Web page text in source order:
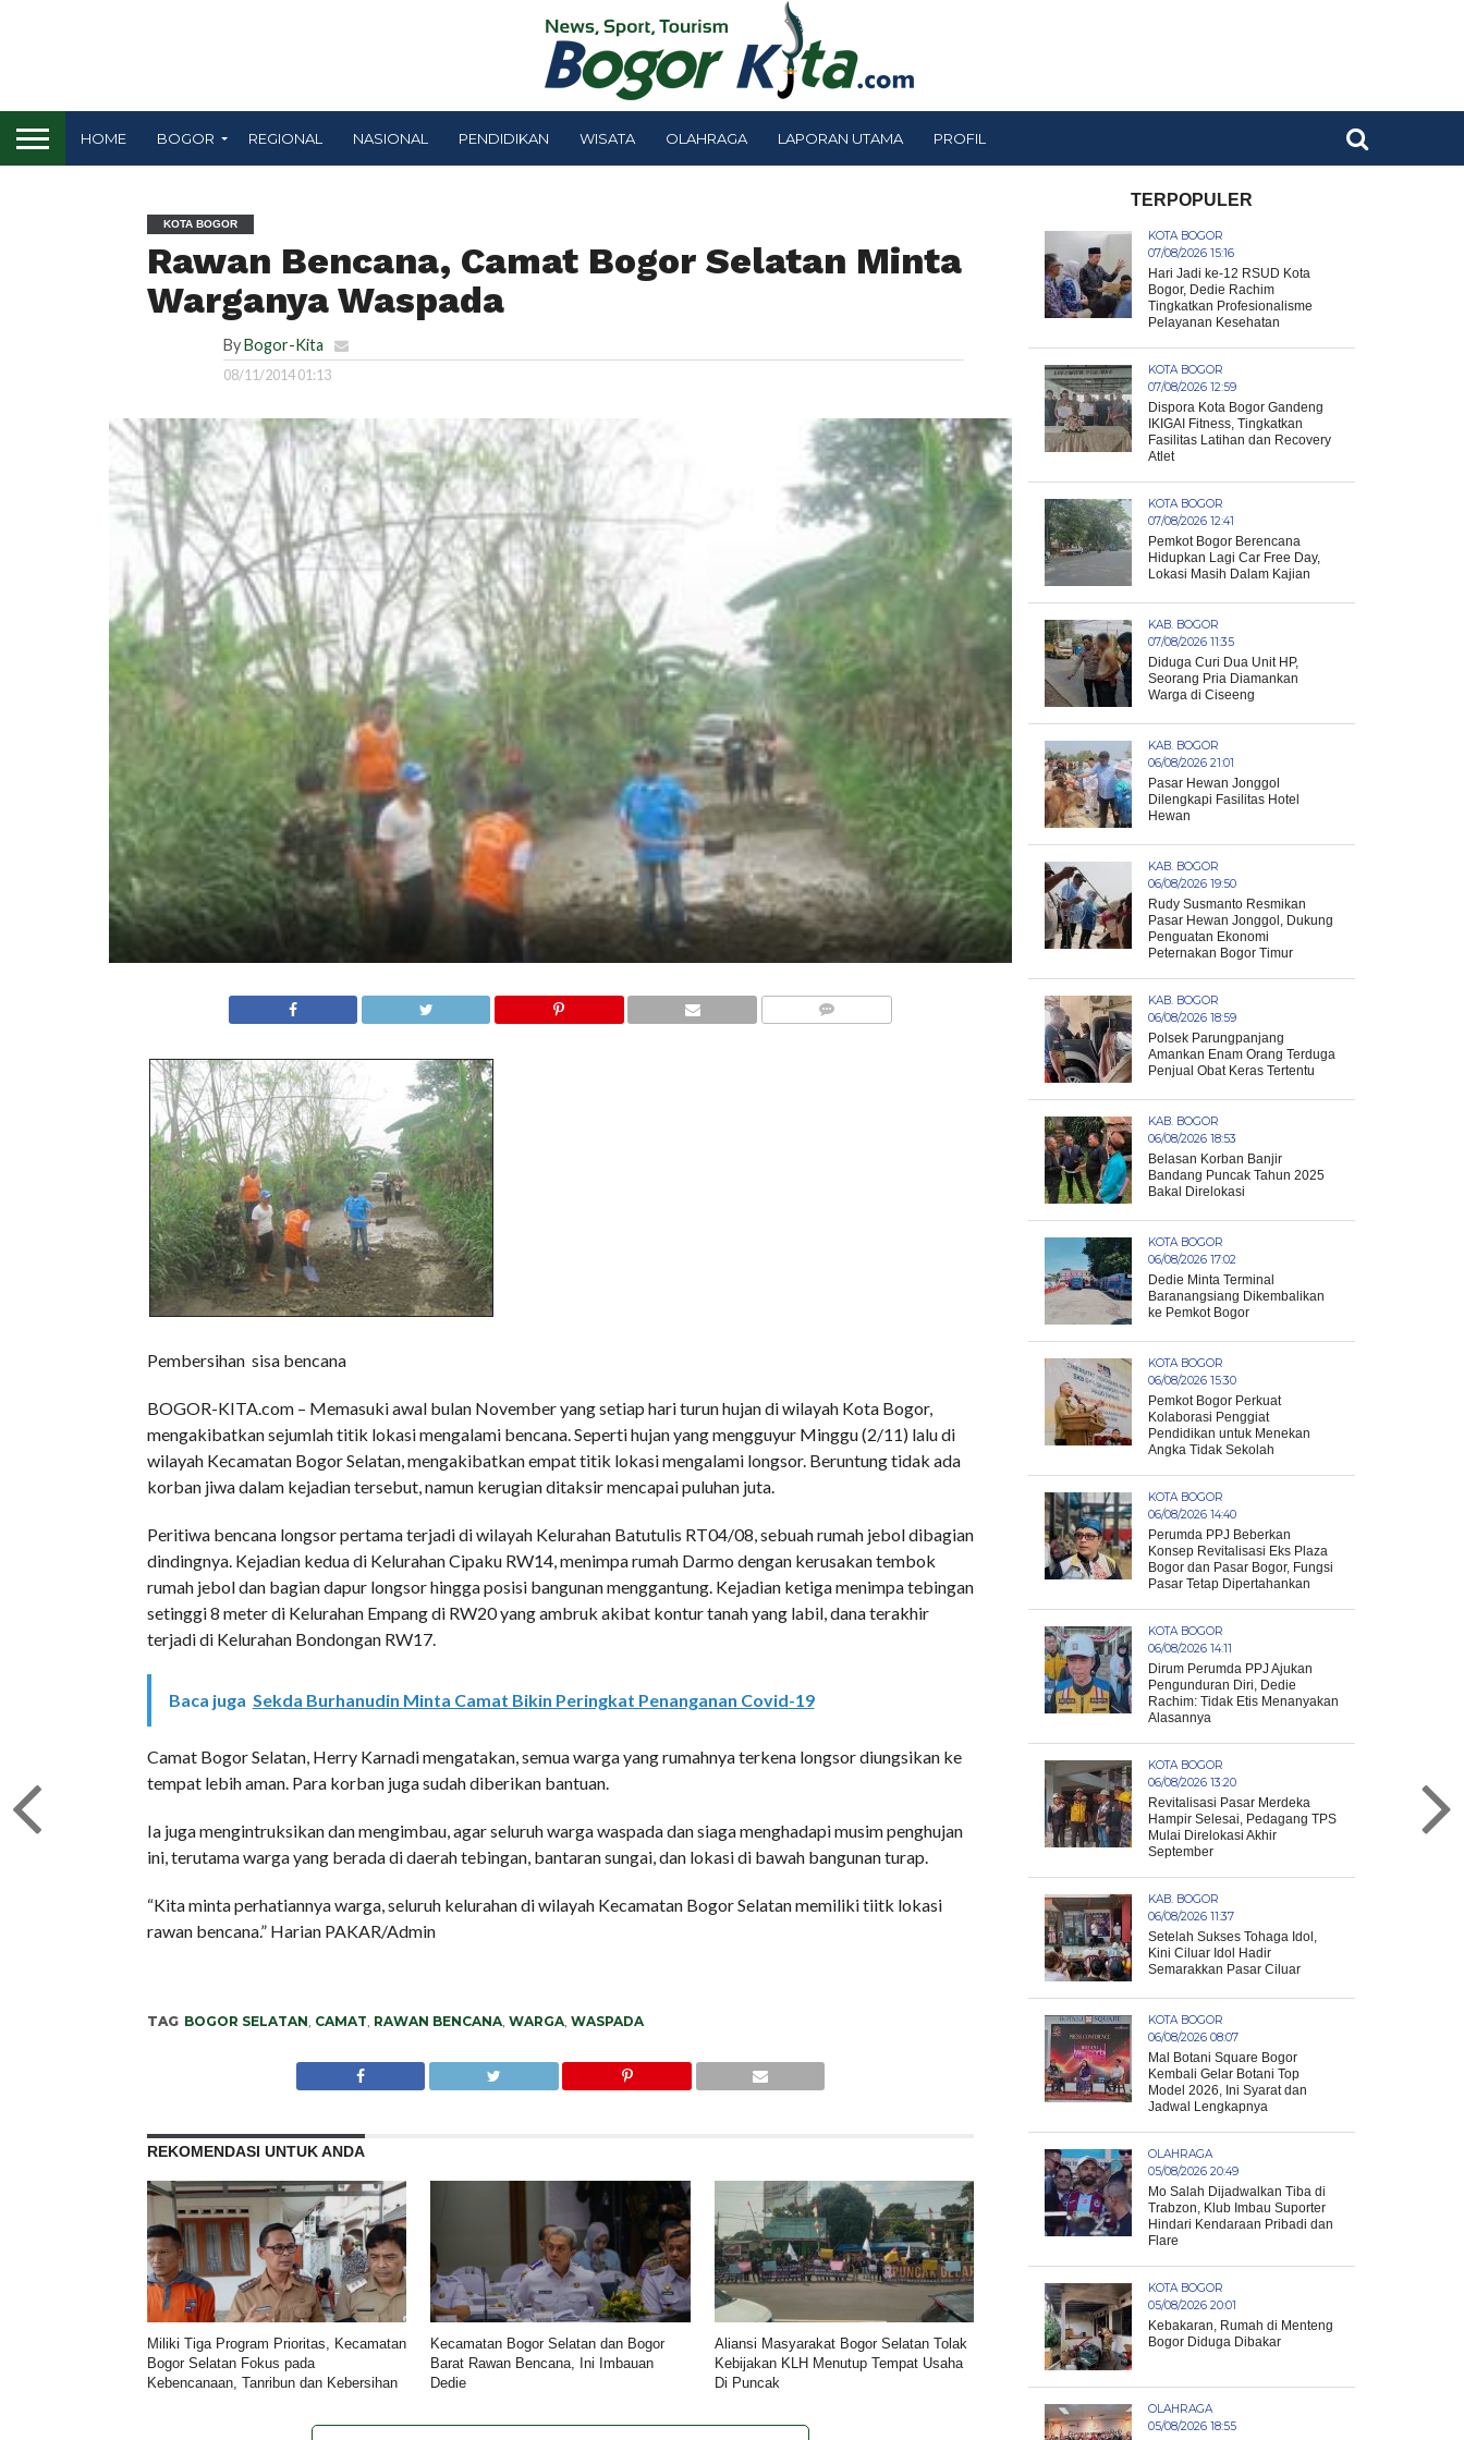
HOME BOGOR REGIONAL NASIONAL PENDIDIKAN WISATA OLAHRAGA LAPORAN UTAMA PROFIL
KOTA BOGOR
Rawan Bencana, Camat Bogor Selatan Minta
Warganya Waspada
ByBogor-Kita
08/11/2014 01:13
Pembersihan sisa bencana
BOGOR-KITA.com – Memasuki awal bulan November yang setiap hari turun hujan di wilayah Kota Bogor,
mengakibatkan sejumlah titik lokasi mengalami bencana. Seperti hujan yang mengguyur Minggu (2/11) lalu di
wilayah Kecamatan Bogor Selatan, mengakibatkan empat titik lokasi mengalami longsor. Beruntung tidak ada
korban jiwa dalam kejadian tersebut, namun kerugian ditaksir mencapai puluhan juta.
Peritiwa bencana longsor pertama terjadi di wilayah Kelurahan Batutulis RT04/08, sebuah rumah jebol dibagian
dindingnya. Kejadian kedua di Kelurahan Cipaku RW14, menimpa rumah Darmo dengan kerusakan tembok
rumah jebol dan bagian dapur longsor hingga posisi bangunan menggantung. Kejadian ketiga menimpa tebingan
setinggi 8 meter di Kelurahan Empang di RW20 yang ambruk akibat kontur tanah yang labil, dana terakhir
terjadi di Kelurahan Bondongan RW17.
Baca juga Sekda Burhanudin Minta Camat Bikin Peringkat Penanganan Covid-19
Camat Bogor Selatan, Herry Karnadi mengatakan, semua warga yang rumahnya terkena longsor diungsikan ke
tempat lebih aman. Para korban juga sudah diberikan bantuan.
Ia juga mengintruksikan dan mengimbau, agar seluruh warga waspada dan siaga menghadapi musim penghujan
ini, terutama warga yang berada di daerah tebingan, bantaran sungai, dan lokasi di bawah bangunan turap.
“Kita minta perhatiannya warga, seluruh kelurahan di wilayah Kecamatan Bogor Selatan memiliki tiitk lokasi
rawan bencana.” Harian PAKAR/Admin
TAG BOGOR SELATAN, CAMAT, RAWAN BENCANA, WARGA, WASPADA
REKOMENDASI UNTUK ANDA
Miliki Tiga Program Prioritas, Kecamatan
Bogor Selatan Fokus pada
Kebencanaan, Tanribun dan Kebersihan
Kecamatan Bogor Selatan dan Bogor
Barat Rawan Bencana, Ini Imbauan
Dedie
Aliansi Masyarakat Bogor Selatan Tolak
Kebijakan KLH Menutup Tempat Usaha
Di Puncak
TERPOPULER
KOTA BOGOR
07/08/2026 15:16
Hari Jadi ke-12 RSUD Kota
Bogor, Dedie Rachim
Tingkatkan Profesionalisme
Pelayanan Kesehatan
KOTA BOGOR
07/08/2026 12:59
Dispora Kota Bogor Gandeng
IKIGAI Fitness, Tingkatkan
Fasilitas Latihan dan Recovery
Atlet
KOTA BOGOR
07/08/2026 12:41
Pemkot Bogor Berencana
Hidupkan Lagi Car Free Day,
Lokasi Masih Dalam Kajian
KAB. BOGOR
07/08/2026 11:35
Diduga Curi Dua Unit HP,
Seorang Pria Diamankan
Warga di Ciseeng
KAB. BOGOR
06/08/2026 21:01
Pasar Hewan Jonggol
Dilengkapi Fasilitas Hotel
Hewan
KAB. BOGOR
06/08/2026 19:50
Rudy Susmanto Resmikan
Pasar Hewan Jonggol, Dukung
Penguatan Ekonomi
Peternakan Bogor Timur
KAB. BOGOR
06/08/2026 18:59
Polsek Parungpanjang
Amankan Enam Orang Terduga
Penjual Obat Keras Tertentu
KAB. BOGOR
06/08/2026 18:53
Belasan Korban Banjir
Bandang Puncak Tahun 2025
Bakal Direlokasi
KOTA BOGOR
06/08/2026 17:02
Dedie Minta Terminal
Baranangsiang Dikembalikan
ke Pemkot Bogor
KOTA BOGOR
06/08/2026 15:30
Pemkot Bogor Perkuat
Kolaborasi Penggiat
Pendidikan untuk Menekan
Angka Tidak Sekolah
KOTA BOGOR
06/08/2026 14:40
Perumda PPJ Beberkan
Konsep Revitalisasi Eks Plaza
Bogor dan Pasar Bogor, Fungsi
Pasar Tetap Dipertahankan
KOTA BOGOR
06/08/2026 14:11
Dirum Perumda PPJ Ajukan
Pengunduran Diri, Dedie
Rachim: Tidak Etis Menanyakan
Alasannya
KOTA BOGOR
06/08/2026 13:20
Revitalisasi Pasar Merdeka
Hampir Selesai, Pedagang TPS
Mulai Direlokasi Akhir
September
KAB. BOGOR
06/08/2026 11:37
Setelah Sukses Tohaga Idol,
Kini Ciluar Idol Hadir
Semarakkan Pasar Ciluar
KOTA BOGOR
06/08/2026 08:07
Mal Botani Square Bogor
Kembali Gelar Botani Top
Model 2026, Ini Syarat dan
Jadwal Lengkapnya
OLAHRAGA
05/08/2026 20:49
Mo Salah Dijadwalkan Tiba di
Trabzon, Klub Imbau Suporter
Hindari Kendaraan Pribadi dan
Flare
KOTA BOGOR
05/08/2026 20:01
Kebakaran, Rumah di Menteng
Bogor Diduga Dibakar
OLAHRAGA
05/08/2026 18:55